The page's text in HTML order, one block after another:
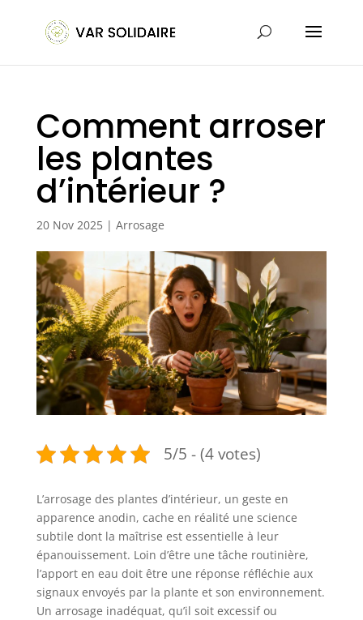
Comment arroser
les plantes
d’intérieur ?
20 Nov 2025| Arrosage
5/5 - (4 votes)
L’arrosage des plantes d’intérieur, un geste en
apparence anodin, cache en réalité une science
subtile dont la maîtrise est essentielle à leur
épanouissement. Loin d’être une tâche routinière,
l’apport en eau doit être une réponse réfléchie aux
signaux envoyés par la plante et son environnement.
Un arrosage inadéquat, qu’il soit excessif ou